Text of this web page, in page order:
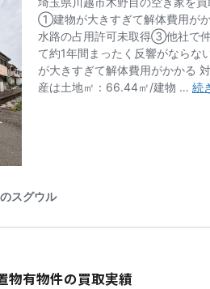
有物件の買取実績